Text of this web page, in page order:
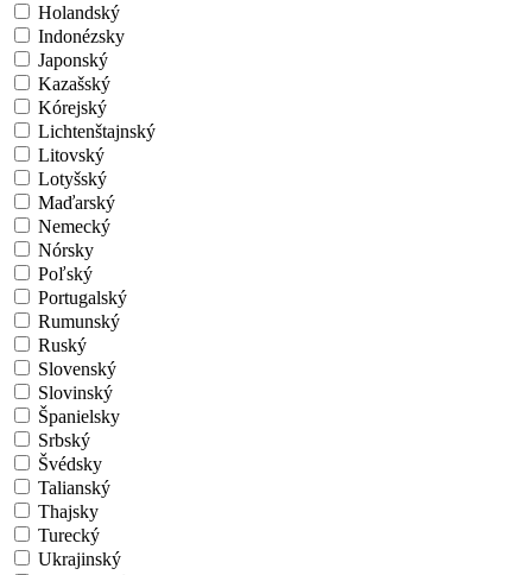
Holandský
Indonézsky
Japonský
Kazašský
Kórejský
Lichtenštajnský
Litovský
Lotyšský
Maďarský
Nemecký
Nórsky
Poľský
Portugalský
Rumunský
Ruský
Slovenský
Slovinský
Španielsky
Srbský
Švédsky
Talianský
Thajsky
Turecký
Ukrajinský